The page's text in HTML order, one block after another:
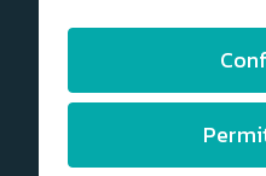
Calle Venegas 39, 35003 -
928